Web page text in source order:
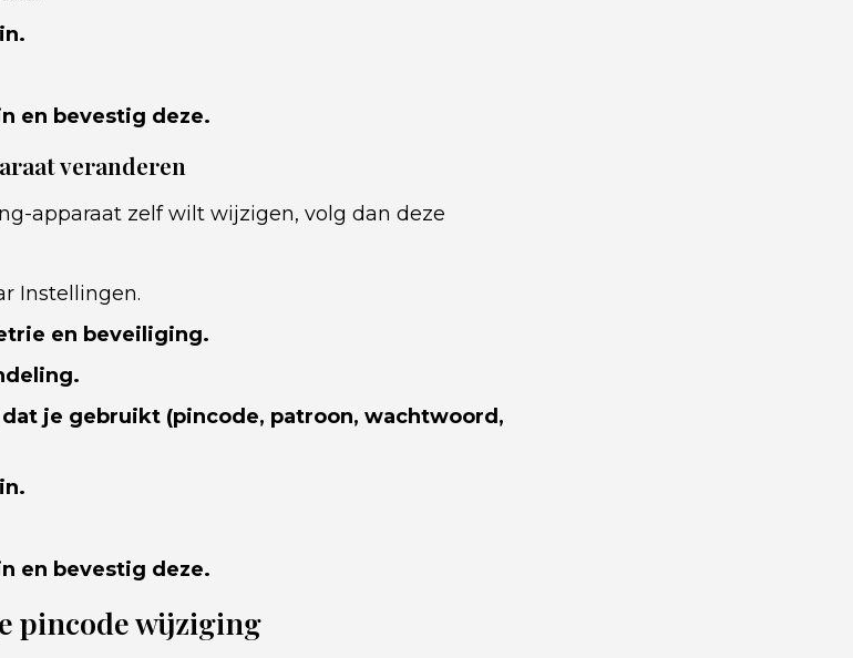
en bevestig deze.
veranderen
apparaat zelf wilt wijzigen, volg dan deze
Instellingen.
en beveiliging.
je gebruikt (pincode, patroon, wachtwoord,
en bevestig deze.
pincode wijziging